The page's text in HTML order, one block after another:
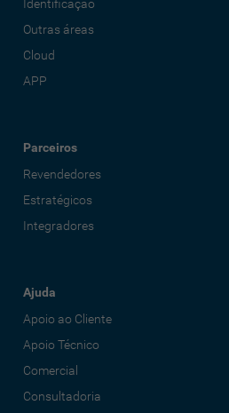
Identificação
Outras áreas
Cloud
APP
Parceiros
Revendedores
Estratégicos
Integradores
Ajuda
Apoio ao Cliente
Apoio Técnico
Comercial
Consultadoria